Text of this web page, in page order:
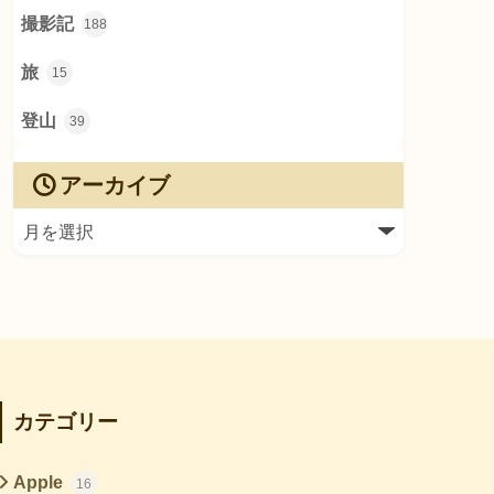
撮影記 188
旅 15
登山 39
アーカイブ
カテゴリー
Apple 16